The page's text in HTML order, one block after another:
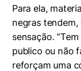
Para ela,
negras tendem,
sensação.
publico ou não
reforçam uma